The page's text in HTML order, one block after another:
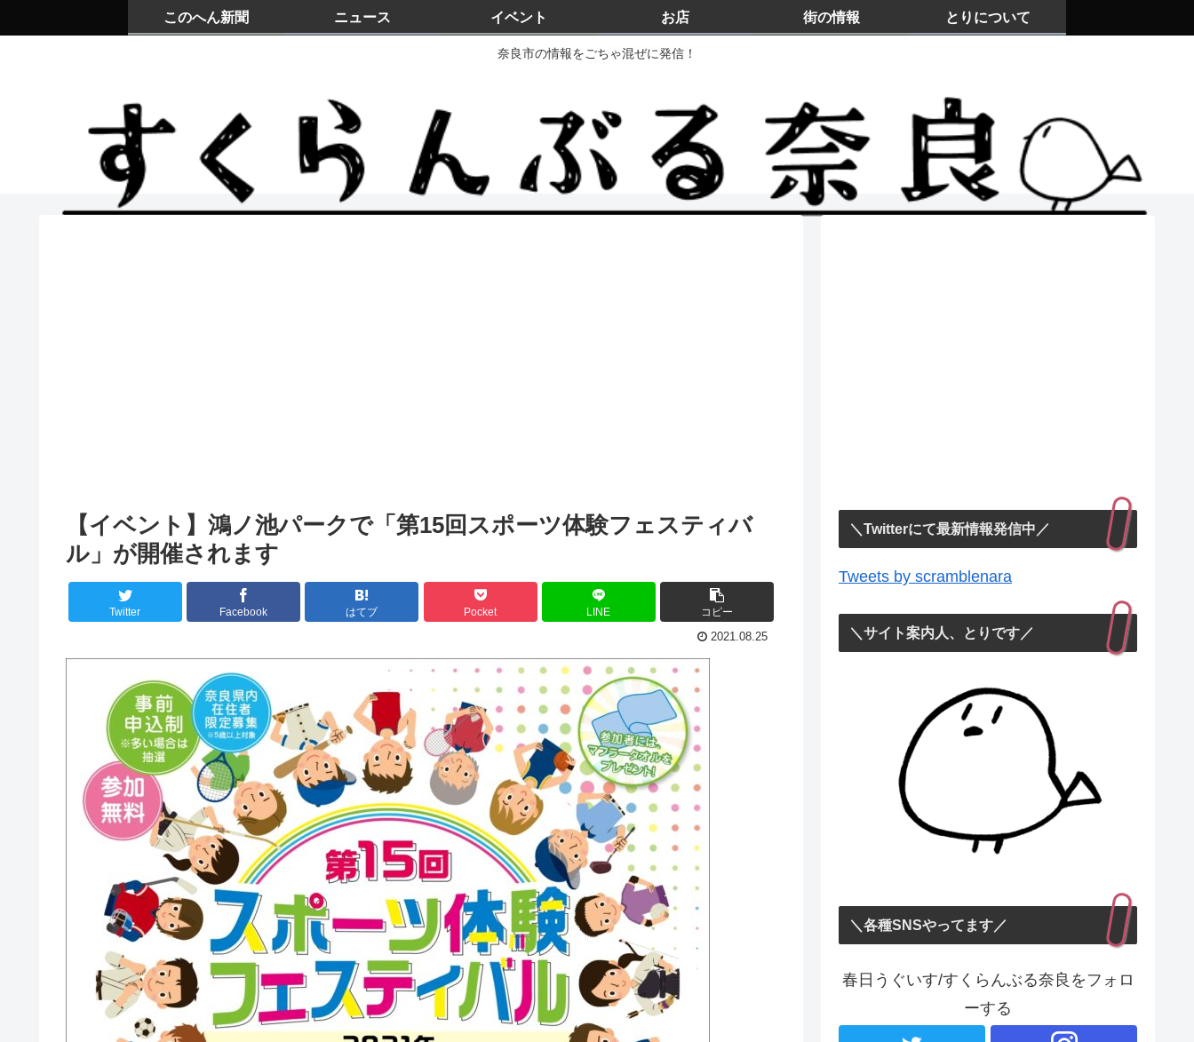
奈良市の情報をごちゃ混ぜに発信！
このへん新聞 ニュース イベント お店 街の情報 とりについて
【イベント】鴻ノ池パークで「第15回スポーツ体験フェスティバ
ル」が開催されます
Twitter Facebook はてブ Pocket LINE コピー
2021.08.25
＼Twitterにて最新情報発信中／
Tweets by scramblenara
＼サイト案内人、とりです／
＼各種SNSやってます／
春日うぐいす/すくらんぶる奈良をフォロ
ーする